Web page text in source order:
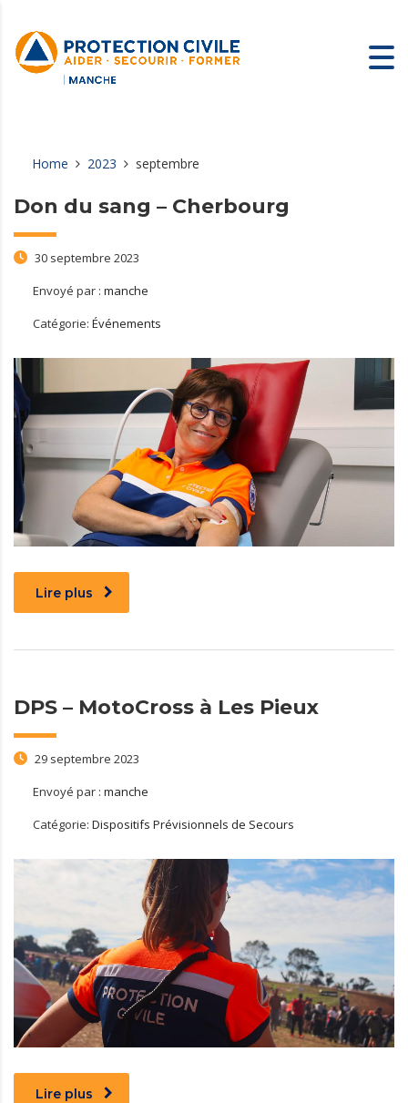
Home 2023 septembre
Don du sang – Cherbourg
30 septembre 2023
Envoyé par : manche
Catégorie: Événements
Lire plus
DPS – MotoCross à Les Pieux
29 septembre 2023
Envoyé par : manche
Catégorie: Dispositifs Prévisionnels de Secours
Lire plus